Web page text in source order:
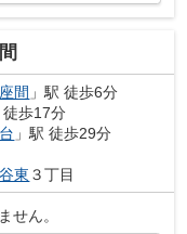
座間 」駅 徒歩6分
徒歩17分
」駅 徒歩29分
東 ３丁目
せん。